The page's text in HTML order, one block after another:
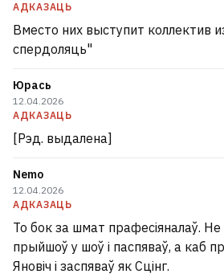
АДКАЗАЦЬ
Вместо них выступит коллектив
спердоляць"
Юрась
12.04.2026
АДКАЗАЦЬ
[Рэд. выдалена]
Nemo
12.04.2026
АДКАЗАЦЬ
То бок за шмат прафесіяналаў. Не
прыйшоў у шоў і паспяваў, а каб
Яновіч і заспяваў як Сцінг.